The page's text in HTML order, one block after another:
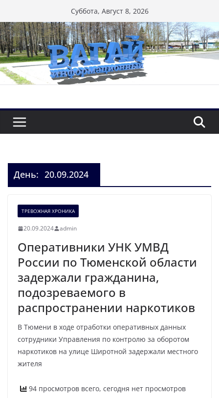
к
содержимому
Суббота, Август 8, 2026
День: 20.09.2024
ТРЕВОЖНАЯ ХРОНИКА
20.09.2024 admin
Оперативники УНК УМВД
России по Тюменской области
задержали гражданина,
подозреваемого в
распространении наркотиков
В Тюмени в ходе отработки оперативных данных
сотрудники Управления по контролю за оборотом
наркотиков на улице Широтной задержали местного
жителя
94 просмотров всего, сегодня нет просмотров